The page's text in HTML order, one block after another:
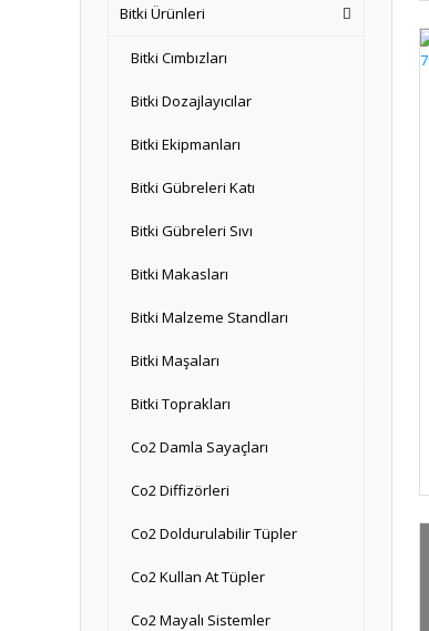
Bitki Ürünleri
Bitki Cımbızları
Bitki Dozajlayıcılar
Bitki Ekipmanları
Bitki Gübreleri Katı
Bitki Gübreleri Sıvı
Bitki Makasları
Bitki Malzeme Standları
Bitki Maşaları
Bitki Toprakları
Co2 Damla Sayaçları
Co2 Diffizörleri
Co2 Doldurulabilir Tüpler
Co2 Kullan At Tüpler
Co2 Mayalı Sistemler